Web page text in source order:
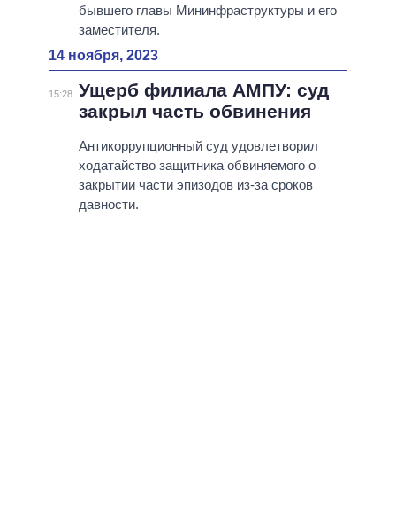
бывшего главы Мининфраструктуры и его
заместителя.
14 ноября, 2023
15:28 Ущерб филиала АМПУ: суд
закрыл часть обвинения
Антикоррупционный суд удовлетворил
ходатайство защитника обвиняемого о
закрытии части эпизодов из-за сроков
давности.